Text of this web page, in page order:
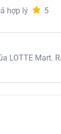
hợp lý 5
LOTTE Mart.